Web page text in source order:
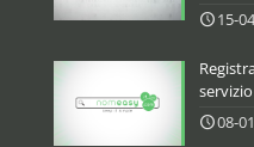
15-
08-